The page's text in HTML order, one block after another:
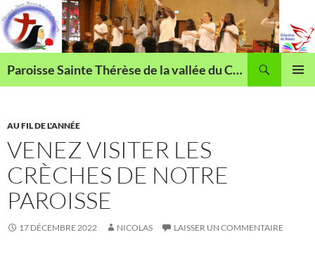
Aller
au
contenu
Paroisse Sainte Thérèse de la vallée du Cailly
AU FIL DE L'ANNÉE
VENEZ VISITER LES
CRÈCHES DE NOTRE
PAROISSE
17 DÉCEMBRE 2022 NICOLAS LAISSER UN COMMENTAIRE